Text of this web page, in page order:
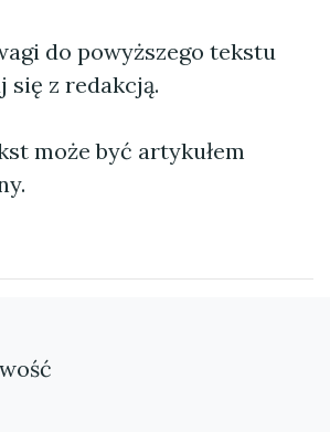
do powyższego tekstu
z redakcją.
może być artykułem